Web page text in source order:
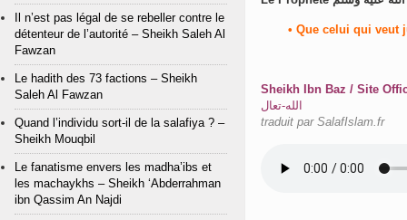
• Que celui qui veut
Sheikh Ibn Baz / Site
الله-تعال
traduit par SalafIslam.fr
Il n’est pas légal de se rebeller contre le
détenteur de l’autorité – Sheikh Saleh Al
Fawzan
Le hadith des 73 factions – Sheikh
Saleh Al Fawzan
Quand l’individu sort-il de la salafiya ? –
Sheikh Mouqbil
Le fanatisme envers les madha’ibs et
les machaykhs – Sheikh ‘Abderrahman
ibn Qassim An Najdi